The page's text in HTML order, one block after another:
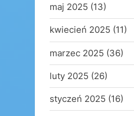
maj 2025 (13)
kwiecień 2025 (11)
marzec 2025 (36)
luty 2025 (26)
styczeń 2025 (16)